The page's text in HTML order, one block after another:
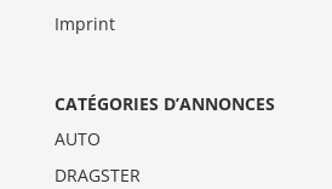
Imprint
CATÉGORIES D’ANNONCES
AUTO
DRAGSTER